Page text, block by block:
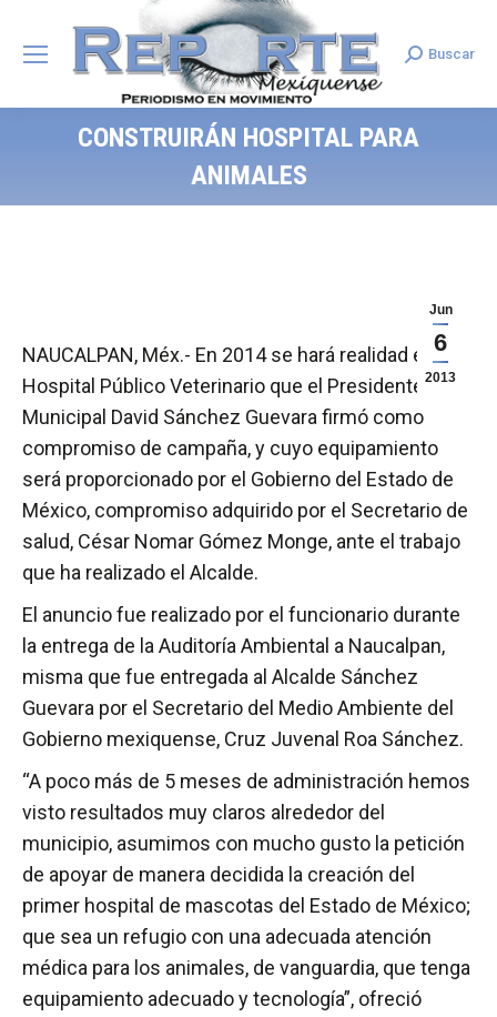
Search:
Buscar
CONSTRUIRÁN HOSPITAL PARA
ANIMALES
Jun
6
2013
NAUCALPAN, Méx.- En 2014 se hará realidad el
Hospital Público Veterinario que el Presidente
Municipal David Sánchez Guevara firmó como
compromiso de campaña, y cuyo equipamiento
será proporcionado por el Gobierno del Estado de
México, compromiso adquirido por el Secretario de
salud, César Nomar Gómez Monge, ante el trabajo
que ha realizado el Alcalde.
El anuncio fue realizado por el funcionario durante
la entrega de la Auditoría Ambiental a Naucalpan,
misma que fue entregada al Alcalde Sánchez
Guevara por el Secretario del Medio Ambiente del
Gobierno mexiquense, Cruz Juvenal Roa Sánchez.
“A poco más de 5 meses de administración hemos
visto resultados muy claros alrededor del
municipio, asumimos con mucho gusto la petición
de apoyar de manera decidida la creación del
primer hospital de mascotas del Estado de México;
que sea un refugio con una adecuada atención
médica para los animales, de vanguardia, que tenga
equipamiento adecuado y tecnología”, ofreció